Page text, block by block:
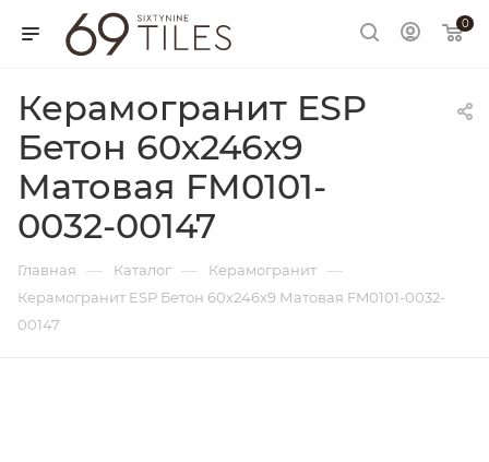
0
Керамогранит ESP
Бетон 60х246х9
Матовая FM0101-
0032-00147
Главная — Каталог — Керамогранит —
Керамогранит ESP Бетон 60х246х9 Матовая FM0101-0032-
00147